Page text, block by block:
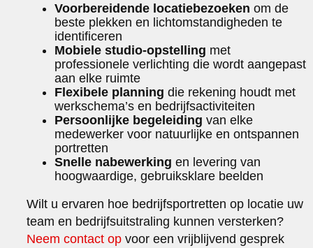
Voorbereidende locatiebezoeken om de
beste plekken en lichtomstandigheden te
identificeren
Mobiele studio-opstelling met
professionele verlichting die wordt aangepast
aan elke ruimte
Flexibele planning die rekening houdt met
werkschema’s en bedrijfsactiviteiten
Persoonlijke begeleiding van elke
medewerker voor natuurlijke en ontspannen
portretten
Snelle nabewerking en levering van
hoogwaardige, gebruiksklare beelden
Wilt u ervaren hoe bedrijfsportretten op locatie uw
team en bedrijfsuitstraling kunnen versterken?
Neem contact op voor een vrijblijvend gesprek